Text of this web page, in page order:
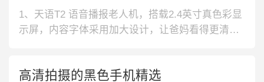
过莱茵安全认证，充电快速又安全，告别电慌。3、
Apple 高清
1、天语T2 语音播报老人机，搭载2.4英寸真色彩显
示屏，内容字体采用加大设计，让爸妈看得更清
计，可设置九组亲情号码，使用更便利。此外采用
高清拍摄的黑色手机精选